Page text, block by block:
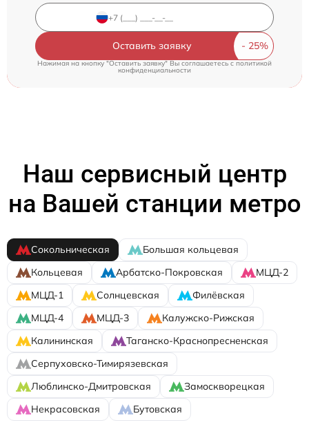
Оставить заявку
Нажимая на кнопку "Оставить заявку" Вы соглашаетесь cполитикой
конфиденциальности
Наш сервисный центр
на Вашей станции метро
Сокольническая
Большая кольцевая
Кольцевая
Арбатско-Покровская
МЦД-2
МЦД-1
Солнцевская
Филёвская
МЦД-4
МЦД-3
Калужско-Рижская
Калининская
Таганско-Краснопресненская
Серпуховско-Тимирязевская
Люблинско-Дмитровская
Замоскворецкая
Некрасовская
Бутовская